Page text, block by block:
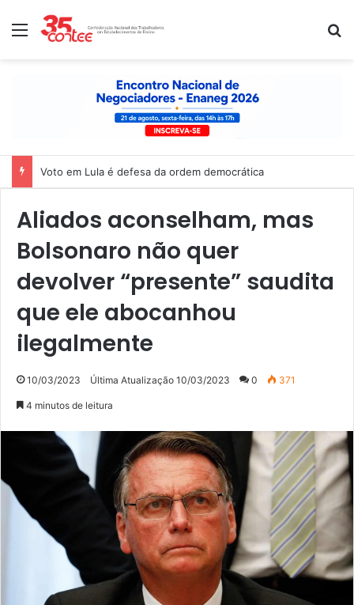
Menu
Nota de solidariedade ao povo venezuelano
Aliados aconselham, mas
Bolsonaro não quer
devolver “presente” saudita
que ele abocanhou
ilegalmente
10/03/2023 Última Atualização 10/03/2023 0 371
4 minutos de leitura